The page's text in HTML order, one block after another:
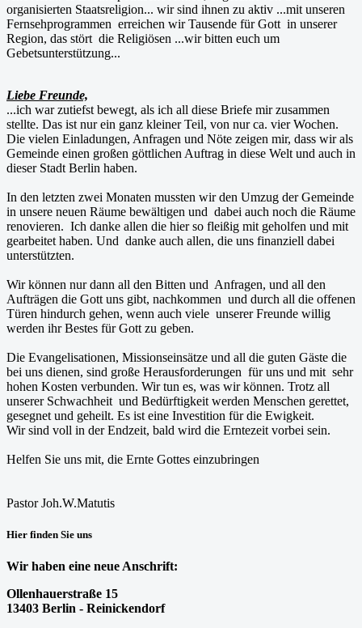
organisierten Staatsreligion... wir sind ihnen zu aktiv ...mit unseren
Fernsehprogrammen erreichen wir Tausende für Gott in unserer
Region, das stört die Religiösen ...wir bitten euch um
Gebetsunterstützung...
Liebe Freunde,
...ich war zutiefst bewegt, als ich all diese Briefe mir zusammen
stellte. Das ist nur ein ganz kleiner Teil, von nur ca. vier Wochen.
Die vielen Einladungen, Anfragen und Nöte zeigen mir, dass wir als
Gemeinde einen großen göttlichen Auftrag in diese Welt und auch in
dieser Stadt Berlin haben.
In den letzten zwei Monaten mussten wir den Umzug der Gemeinde
in unsere neuen Räume bewältigen und dabei auch noch die Räume
renovieren. Ich danke allen die hier so fleißig mit geholfen und mit
gearbeitet haben. Und danke auch allen, die uns finanziell dabei
unterstützten.
Wir können nur dann all den Bitten und Anfragen, und all den
Aufträgen die Gott uns gibt, nachkommen und durch all die offenen
Türen hindurch gehen, wenn auch viele unserer Freunde willig
werden ihr Bestes für Gott zu geben.
Die Evangelisationen, Missionseinsätze und all die guten Gäste die
bei uns dienen, sind große Herausforderungen für uns und mit sehr
hohen Kosten verbunden. Wir tun es, was wir können. Trotz all
unserer Schwachheit und Bedürftigkeit werden Menschen gerettet,
gesegnet und geheilt. Es ist eine Investition für die Ewigkeit.
Wir sind voll in der Endzeit, bald wird die Erntezeit vorbei sein.
Helfen Sie uns mit, die Ernte Gottes einzubringen
Pastor Joh.W.Matutis
Hier finden Sie uns
Wir haben eine neue Anschrift:
Ollenhauerstraße 15
13403 Berlin - Reinickendorf